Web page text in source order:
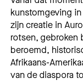
kunstomgeving
zijn creatie in
rotsen, gebroken
beroemd,
Afrikaans-
van de diaspora